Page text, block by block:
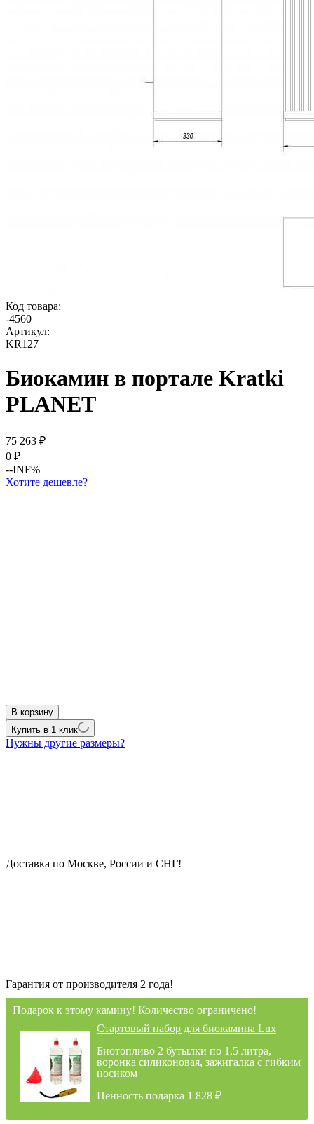
Код товара:
-4560
Артикул:
KR127
Биокамин в портале Kratki
PLANET
75 263 ₽
0 ₽
--INF%
Хотите дешевле?
В корзину
Купить в 1 клик
Нужны другие размеры?
Доставка по Москве, России и СНГ!
Гарантия от производителя 2 года!
Подарок к этому камину! Количество ограничено!
Стартовый набор для биокамина Lux
Биотопливо 2 бутылки по 1,5 литра,
воронка силиконовая, зажигалка с гибким
носиком
Ценность подарка 1 828 ₽